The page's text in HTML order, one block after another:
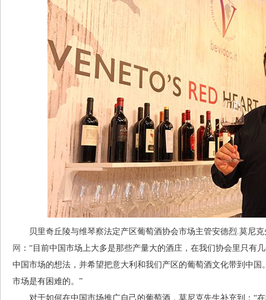
贝里奇丘陵与维琴察法定产区葡萄酒协会市场主管安德烈.莫尼克
网 ：“目前中国市场上大多是那些产量大的酒庄，在我们协会里只有
中国市场的想法，并希望把意大利和我们产区的葡萄酒文化带到中
市场是有困难的。”
对于如何在中国市场推广自己的葡萄酒，莫尼克先生补充到：“在